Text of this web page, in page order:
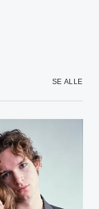
SE ALLE